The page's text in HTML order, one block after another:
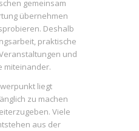
gemeinsam
übernehmen
Deshalb
praktische
und
miteinander.
liegt
zu machen
Viele
aus der